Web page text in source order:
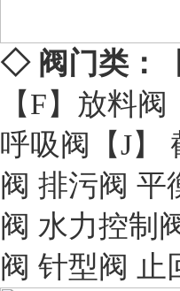
◇ 阀门类：
【F】 放料阀
呼吸阀
【J】
阀 排污阀 平
阀 水力控制
阀 针型阀 止